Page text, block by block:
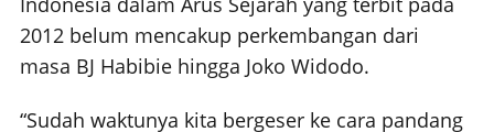
2012 belum mencakup perkembangan dari
masa BJ Habibie hingga Joko Widodo.
“Sudah waktunya kita bergeser ke cara pandang